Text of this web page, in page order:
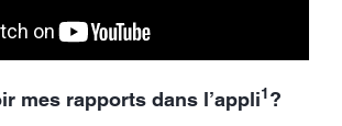
mes rapports dans l’appli1?